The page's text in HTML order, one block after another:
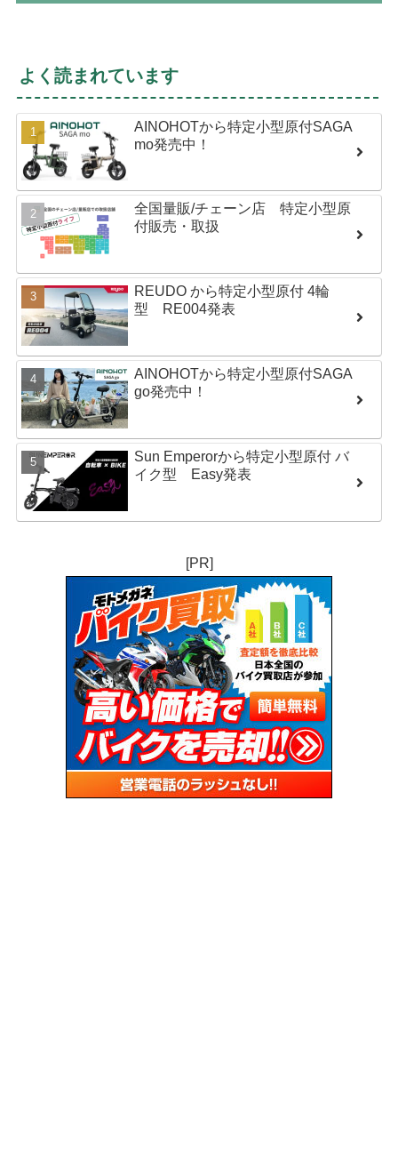
よく読まれています
AINOHOTから特定小型原付SAGA
mo発売中！
全国量販/チェーン店 特定小型原
付販売・取扱
REUDO から特定小型原付 4輪
型 RE004発表
AINOHOTから特定小型原付SAGA
go発売中！
Sun Emperorから特定小型原付 バ
イク型 Easy発表
[PR]